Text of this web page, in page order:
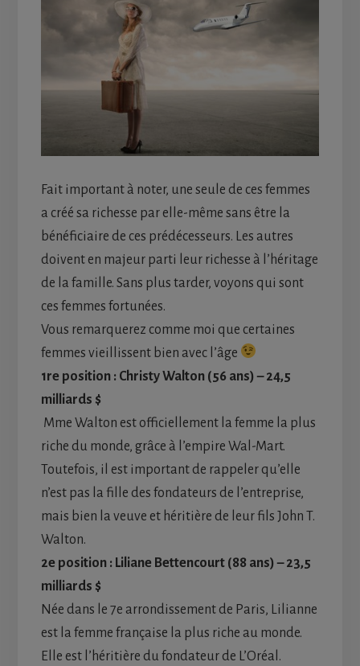
Fait important à noter, une seule de ces femmes
a créé sa richesse par elle-même sans être la
bénéficiaire de ces prédécesseurs. Les autres
doivent en majeur parti leur richesse à l’héritage
de la famille. Sans plus tarder, voyons qui sont
ces femmes fortunées.
Vous remarquerez comme moi que certaines
femmes vieillissent bien avec l’âge
1re position : Christy Walton (56 ans) – 24,5
milliards $
Mme Walton est officiellement la femme la plus
riche du monde, grâce à l’empire Wal-Mart.
Toutefois, il est important de rappeler qu’elle
n’est pas la fille des fondateurs de l’entreprise,
mais bien la veuve et héritière de leur fils John T.
Walton.
2e position : Liliane Bettencourt (88 ans) – 23,5
milliards $
Née dans le 7e arrondissement de Paris, Lilianne
est la femme française la plus riche au monde.
Elle est l’héritière du fondateur de L’Oréal.